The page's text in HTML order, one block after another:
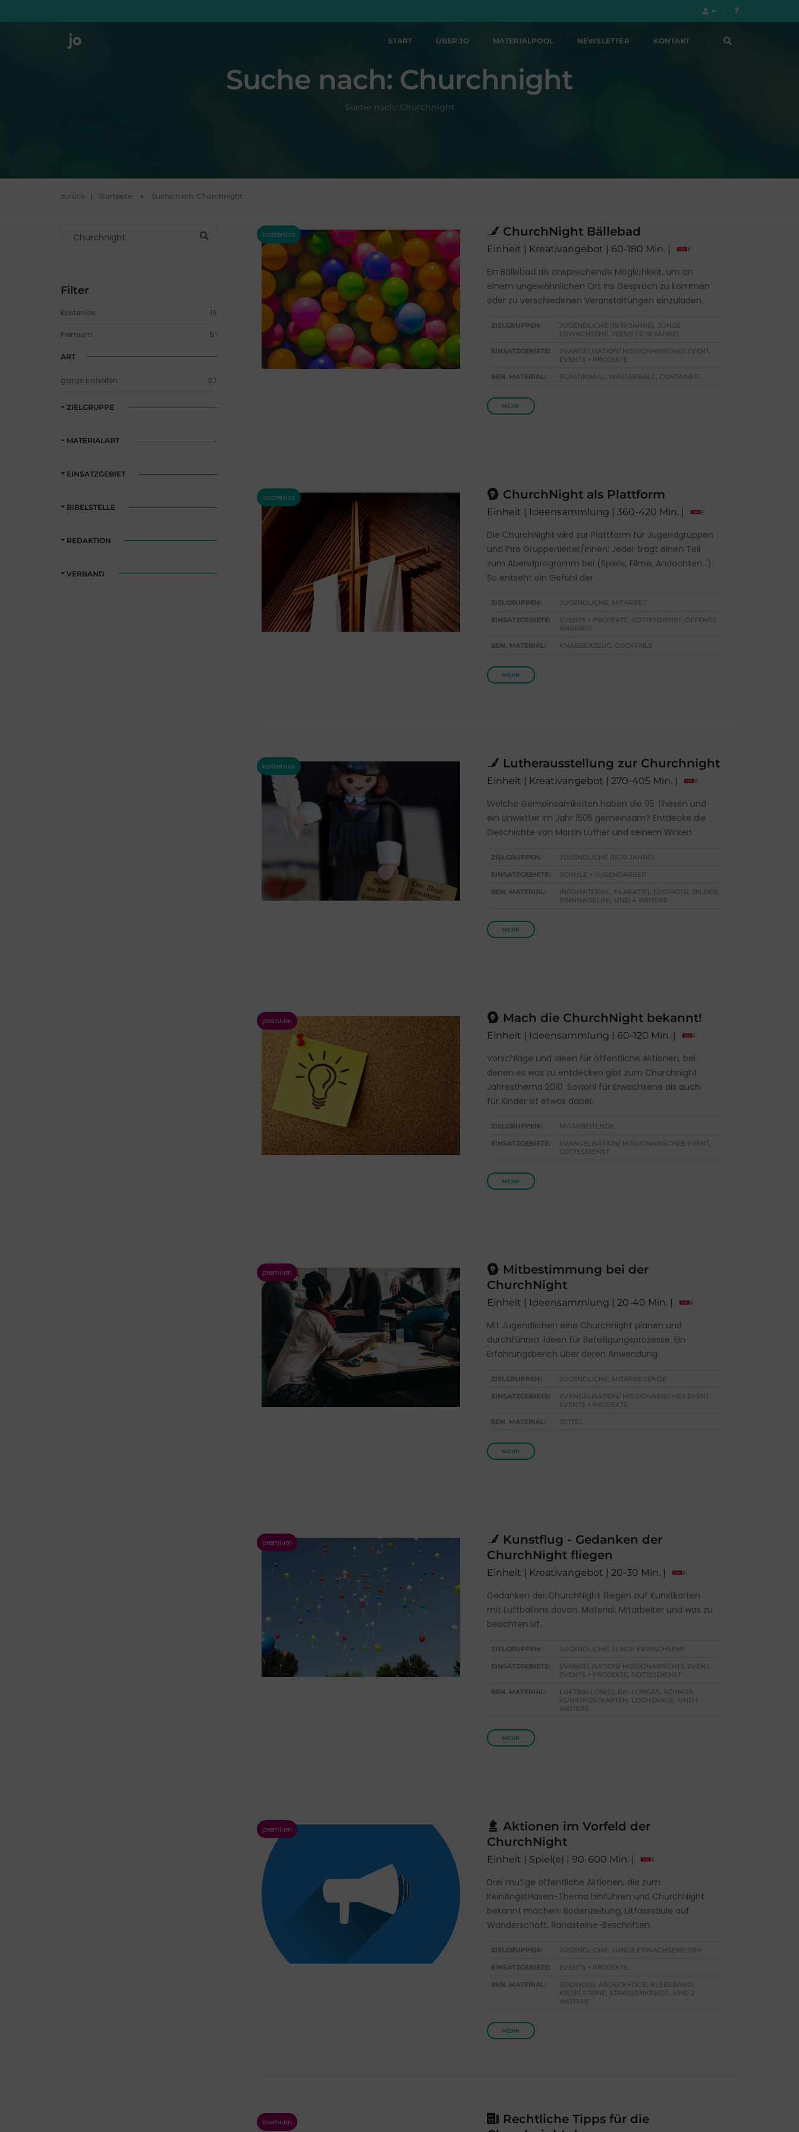
START ÜBER JO MATERIALPOOL NEWSLETTER KONTAKT
Suche nach: Churchnight
Suche nach: Churchnight
zurück | Startseite Suche nach: Churchnight
Filter
Kostenlos 16
Premium 51
ART
ganze Einheiten 67
ZIELGRUPPE
MATERIALART
EINSATZGEBIET
BIBELSTELLE
REDAKTION
VERBAND
ChurchNight Bällebad
Einheit | Kreativangebot | 60-180 Min. |
Ein Bällebad als ansprechende Möglichkeit, um an
einem ungewöhnlichen Ort ins Gespräch zu kommen
oder zu verschiedenen Veranstaltungen einzuladen.
ZIELGRUPPEN:
JUGENDLICHE (15-19 JAHRE), JUNGE
ERWACHSENE, TEENS (12-16 JAHRE)
EINSATZGEBIETE:
EVANGELISATION/ MISSIONARISCHES EVENT,
EVENTS + PROJEKTE
BEN. MATERIAL: PLASTIKBALL, WASSERBALL, CONTAINER
MEHR
ChurchNight als Plattform
Einheit | Ideensammlung | 360-420 Min. |
Die ChurchNight wird zur Plattform für Jugendgruppen
und ihre Gruppenleiter/innen: Jeder trägt einen Teil
zum Abendprogramm bei (Spiele, Filme, Andachten...).
So entseht ein Gefühl der
ZIELGRUPPEN: JUGENDLICHE, MITARBEIT
EINSATZGEBIETE:
EVENTS + PROJEKTE, GOTTESDIENST, OFFENES
ANGEBOT
BEN. MATERIAL: KNABBERZEUG, COCKTAILS
MEHR
Lutherausstellung zur Churchnight
Einheit | Kreativangebot | 270-405 Min. |
Welche Gemeinsamkeiten haben die 95 Thesen und
ein Unwetter im Jahr 1505 gemeinsam? Entdecke die
Geschichte von Martin Luther und seinem Wirken.
ZIELGRUPPEN: JUGENDLICHE (15-19 JAHRE)
EINSATZGEBIETE: SCHULE + JUGENDARBEIT
BEN. MATERIAL:
INFOMATERIAL, PLAKAT(E), EDDING(S), BILDER,
PINNNADEL(N), UND 4 WEITERE
MEHR
Mach die ChurchNight bekannt!
Einheit | Ideensammlung | 60-120 Min. |
Vorschläge und Ideen für öffentliche Aktionen, bei
denen es was zu entdecken gibt zum Churchnight
Jahresthema 2010. Sowohl für Erwachsene als auch
für Kinder ist etwas dabei.
ZIELGRUPPEN: MITARBEITENDE
EINSATZGEBIETE:
EVANGELISATION/ MISSIONARISCHES EVENT,
GOTTESDIENST
MEHR
Mitbestimmung bei der
ChurchNight
Einheit | Ideensammlung | 20-40 Min. |
Mit Jugendlichen eine Churchnight planen und
durchführen. Ideen für Beteiligungsprozesse. Ein
Erfahrungsberich über deren Anwendung.
ZIELGRUPPEN: JUGENDLICHE, MITARBEITENDE
EINSATZGEBIETE:
EVANGELISATION/ MISSIONARISCHES EVENT,
EVENTS + PROJEKTE
BEN. MATERIAL: ZETTEL
MEHR
Kunstflug - Gedanken der
ChurchNight fliegen
Einheit | Kreativangebot | 20-30 Min. |
Gedanken der ChurchNight fliegen auf Kunstkarten
mit Luftballons davon. Material, Mitarbeiter und was zu
beachten ist.
ZIELGRUPPEN: JUGENDLICHE, JUNGE ERWACHSENE
EINSATZGEBIETE:
EVANGELISATION/ MISSIONARISCHES EVENT,
EVENTS + PROJEKTE, GOTTESDIENST
BEN. MATERIAL:
LUFTBALLON(S), BALLONGAS, SCHNUR,
KUNSTPOSTKARTEN, LOCHZANGE, UND 1
WEITERE
MEHR
Aktionen im Vorfeld der
ChurchNight
Einheit | Spiel(e) | 90-600 Min. |
Drei mutige öffentliche Aktionen, die zum
KeinAngstHasen-Thema hinführen und ChurchNight
bekannt machen: Bodenzeitung, Litfasssäule auf
Wanderschaft, Randsteine-Beschriften.
ZIELGRUPPEN: JUGENDLICHE, JUNGE ERWACHSENE (18+)
EINSATZGEBIETE: EVENTS + PROJEKTE
BEN. MATERIAL:
EDDING(S), ABDECKFOLIE, KLEBEBAND,
KIESELSTEINE, STRASSENKREIDE, UND 2 W
EITERE
MEHR
Rechtliche Tipps für die